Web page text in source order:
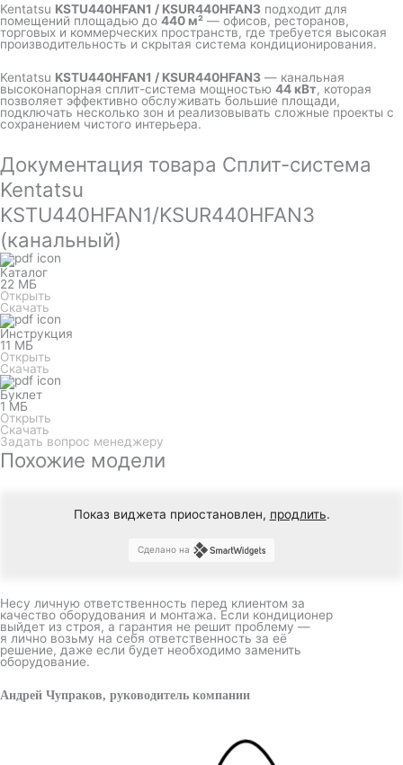
Kentatsu KSTU440HFAN1 / KSUR440HFAN3 подходит для
помещений площадью до 440 м² — офисов, ресторанов,
торговых и коммерческих пространств, где требуется высокая
производительность и скрытая система кондиционирования.
Kentatsu KSTU440HFAN1 / KSUR440HFAN3 — канальная
высоконапорная сплит-система мощностью 44 кВт, которая
позволяет эффективно обслуживать большие площади,
подключать несколько зон и реализовывать сложные проекты с
сохранением чистого интерьера.
Документация товара Сплит-система
Kentatsu
KSTU440HFAN1/KSUR440HFAN3
(канальный)
Каталог
22 МБ
Открыть
Скачать
Инструкция
11 МБ
Открыть
Скачать
Буклет
1 МБ
Открыть
Скачать
Задать вопрос менеджеру
Похожие модели
Показ виджета приостановлен, продлить.
Сделано на
Несу личную ответственность перед клиентом за
качество оборудования и монтажа. Если кондиционер
выйдет из строя, а гарантия не решит проблему —
я лично возьму на себя ответственность за её
решение, даже если будет необходимо заменить
оборудование.
Андрей Чупраков, руководитель компании